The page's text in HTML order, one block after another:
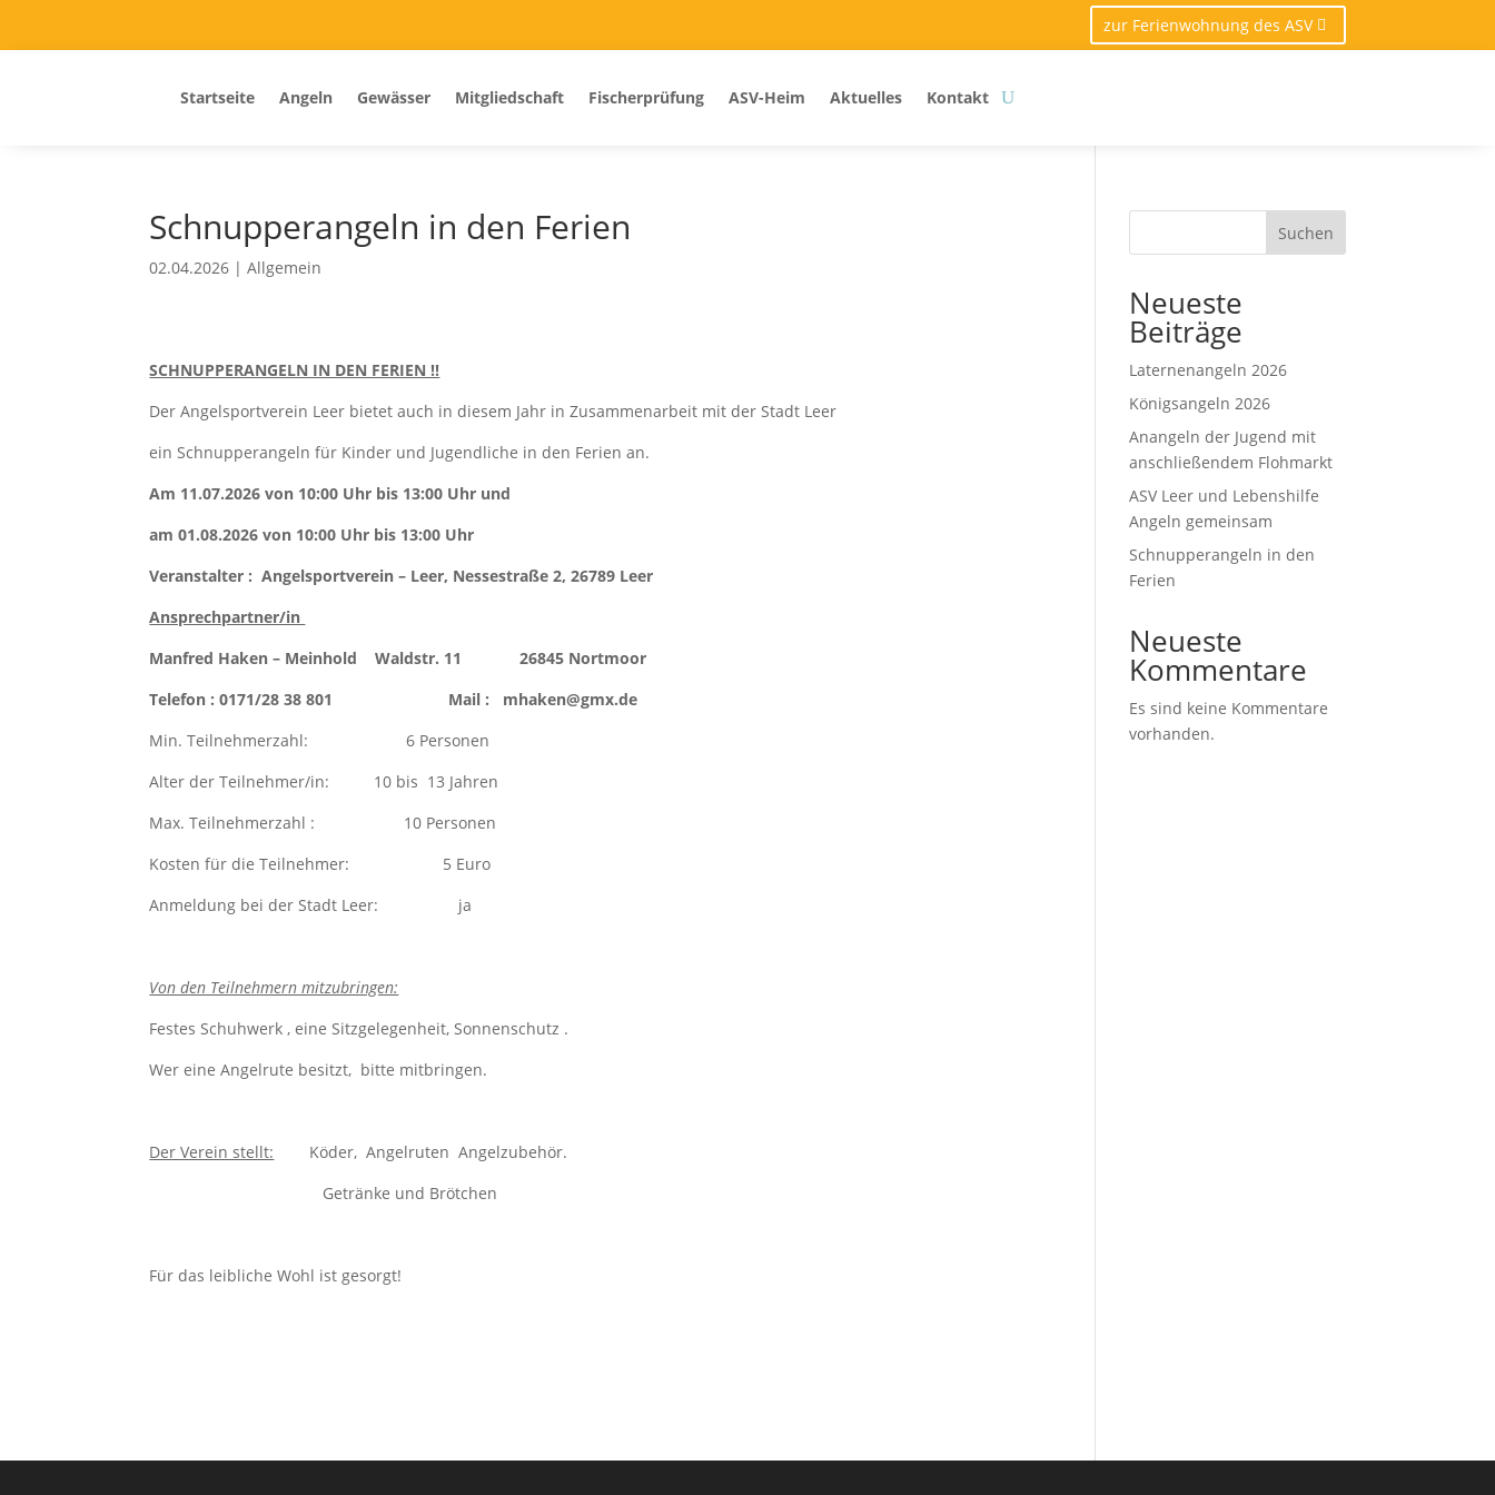
zur Ferienwohnung des ASV
Startseite Angeln Gewässer Mitgliedschaft Fischerprüfung ASV-Heim Aktuelles Kontakt
Schnupperangeln in den Ferien
02.04.2026 |Allgemein
SCHNUPPERANGELN IN DEN FERIEN !!
Der Angelsportverein Leer bietet auch in diesem Jahr in Zusammenarbeit mit der Stadt Leer
ein Schnupperangeln für Kinder und Jugendliche in den Ferien an.
Am 11.07.2026 von 10:00 Uhr bis 13:00 Uhr und
am 01.08.2026 von 10:00 Uhr bis 13:00 Uhr
Veranstalter : Angelsportverein – Leer, Nessestraße 2, 26789 Leer
Ansprechpartner/in
Manfred Haken – Meinhold Waldstr. 11 26845 Nortmoor
Telefon : 0171/28 38 801 Mail : mhaken@gmx.de
Min. Teilnehmerzahl: 6 Personen
Alter der Teilnehmer/in: 10 bis 13 Jahren
Max. Teilnehmerzahl : 10 Personen
Kosten für die Teilnehmer: 5 Euro
Anmeldung bei der Stadt Leer: ja
Von den Teilnehmern mitzubringen:
Festes Schuhwerk , eine Sitzgelegenheit, Sonnenschutz .
Wer eine Angelrute besitzt, bitte mitbringen.
Der Verein stellt: Köder, Angelruten Angelzubehör.
Getränke und Brötchen
Für das leibliche Wohl ist gesorgt!
Suchen
Neueste
Beiträge
Laternenangeln 2026
Königsangeln 2026
Anangeln der Jugend mit
anschließendem Flohmarkt
ASV Leer und Lebenshilfe
Angeln gemeinsam
Schnupperangeln in den
Ferien
Neueste
Kommentare
Es sind keine Kommentare
vorhanden.